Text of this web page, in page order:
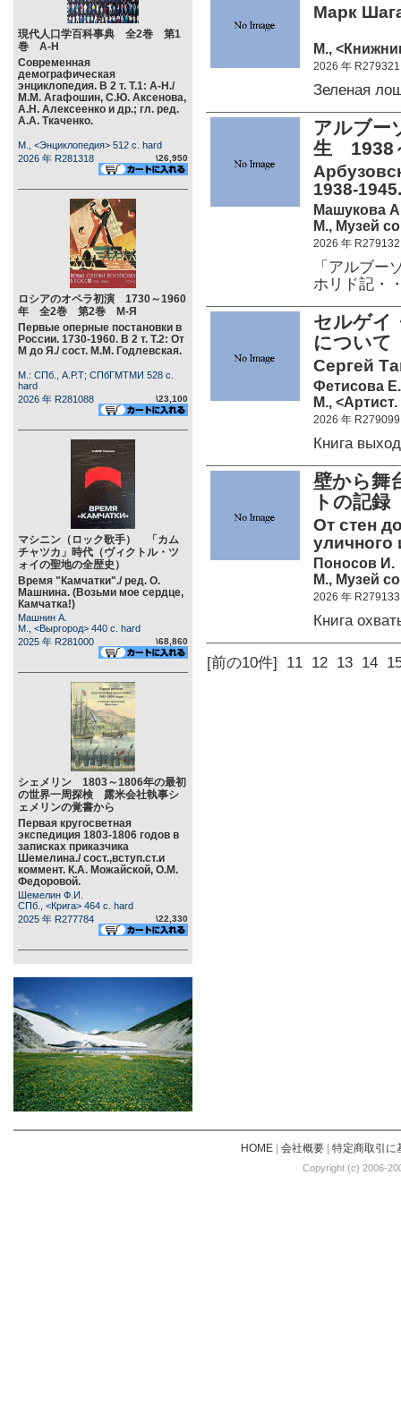
現代人口学百科事典 全2巻 第1
巻 А-Н
Современная
демографическая
энциклопедия. В 2 т. Т.1: А-Н./
М.М. Агафошин, С.Ю. Аксенова,
А.Н. Алексеенко и др.; гл. ред.
А.А. Ткаченко.
М., <Энциклопедия> 512 c. hard
2026 年 R281318
\26,950
ロシアのオペラ初演 1730～1960
年 全2巻 第2巻 М-Я
Первые оперные постановки в
России. 1730-1960. В 2 т. Т.2: От
М до Я./ сост. М.М. Годлевская.
М.: СПб., А.Р.Т; СПбГМТМИ 528 c.
hard
2026 年 R281088
\23,100
マシニン（ロック歌手） 「カム
チャツカ」時代（ヴィクトル・ツ
ォイの聖地の全歴史）
Время "Камчатки"./ ред. О.
Машнина. (Возьми мое сердце,
Камчатка!)
Машнин А.
М., <Выргород> 440 c. hard
2025 年 R281000
\68,860
シェメリン 1803～1806年の最初
の世界一周探検 露米会社執事シ
ェメリンの覚書から
Первая кругосветная
экспедиция 1803-1806 годов в
записках приказчика
Шемелина./ сост.,вступ.ст.и
коммент. К.А. Можайской, О.М.
Федоровой.
Шемелин Ф.И.
СПб., <Крига> 464 c. hard
2025 年 R277784
\22,330
Марк
М.,
2026 年 R279321
Зеленая
アルブー
生 1938
1938-1945.
Машукова
М., Музей
2026 年 R279132
「アルブー
ホリド記・
セルゲイ
につい
Сергей
Фетисова
М.,
2026 年 R279099
Книга
壁から舞
トの記
От стен
уличного
Поносов И.
М., Музей
2026 年 R279133
Книга
[前の10件] 11 12 13 14
HOME| 会社概要| 特定商取引に
Copyright (c) 2006-